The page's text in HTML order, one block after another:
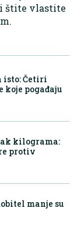
i štite vlastite
isto: Četiri
koje pogađaju
kilograma:
protiv
manje su